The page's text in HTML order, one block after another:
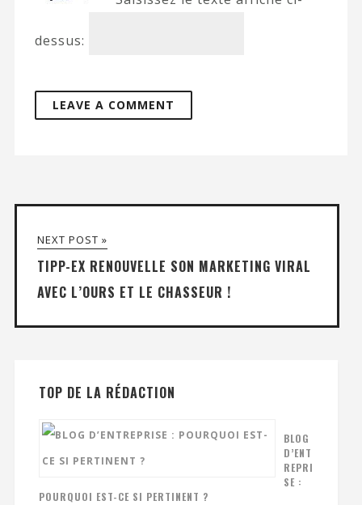
dessus:
NEXT POST »
TIPP-EX RENOUVELLE SON MARKETING VIRAL
AVEC L’OURS ET LE CHASSEUR !
TOP DE LA RÉDACTION
BLOG
D’ENT
REPRI
SE :
POURQUOI EST-CE SI PERTINENT ?